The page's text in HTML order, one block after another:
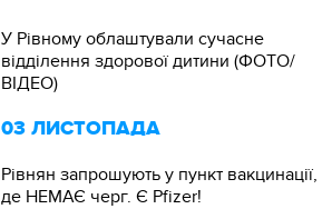
У Рівному облаштували сучасне
відділення здорової дитини (ФОТО/
ВІДЕО)
03 ЛИСТОПАДА
Рівнян запрошують у пункт вакцинації,
де НЕМАЄ черг. Є Pfizer!